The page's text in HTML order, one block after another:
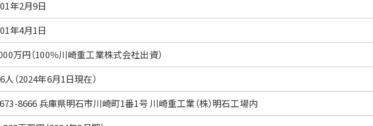
年2月9日
年4月1日
万円（100％川崎重工業株式会社出資）
人（2024年6月1日現在）
8666 兵庫県明石市川崎町1番1号 川崎重工業（株）明石工場内